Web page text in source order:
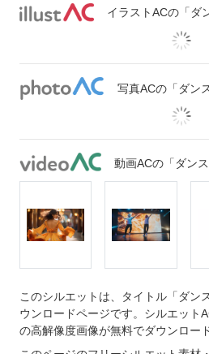
イラストACの「ダ
写真ACの「ダン
動画ACの「ダン
このシルエットは、タイトル「ダン
ウンロードページです。シルエット
の高解像度画像が無料でダウンロー